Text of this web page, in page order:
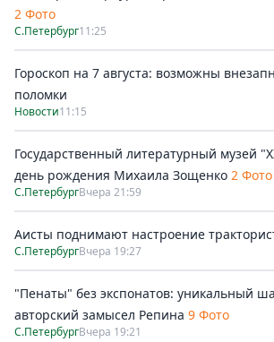
2 Фото
С.Петербург11:25
Гороскоп на 7 августа: возможны
поломки
Новости11:15
Государственный литературный музей
день рождения Михаила Зощенко 2 Фото
С.ПетербургВчера 21:59
Аисты поднимают настроение
С.ПетербургВчера 19:27
"Пенаты" без экспонатов: уникальный
авторский замысел Репина 9 Фото
С.ПетербургВчера 19:21